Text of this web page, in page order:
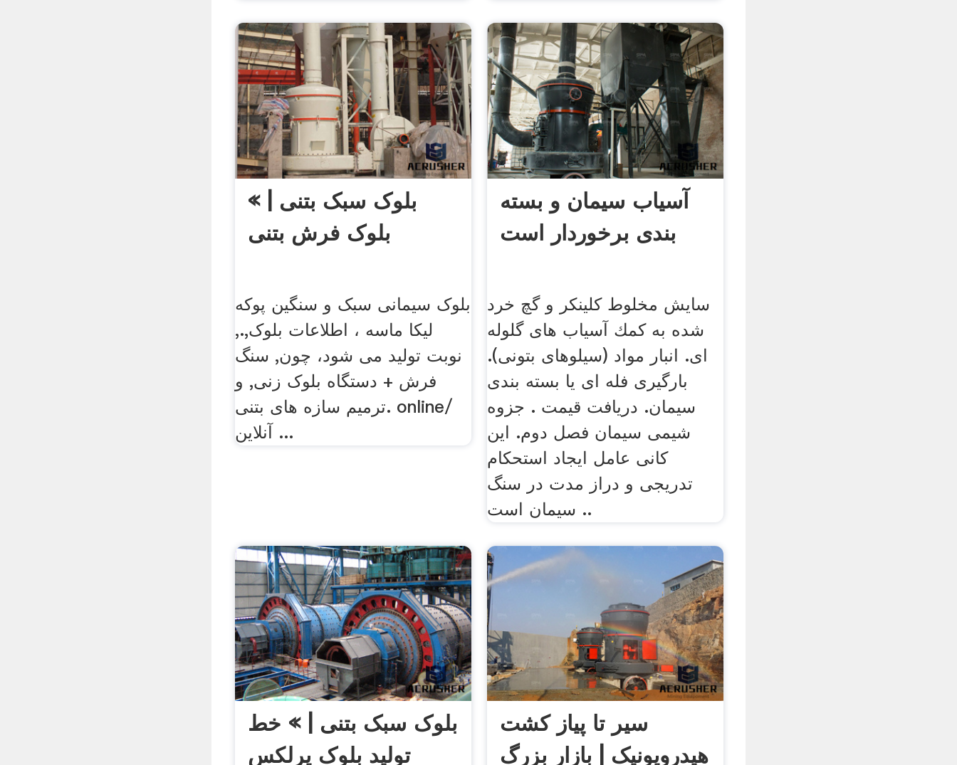
بلوک سبک بتنی | »
بلوک فرش بتنی
بلوک سیمانی سبک و سنگین پوکه
لیکا ماسه ، اطلاعات بلوک,.,
نوبت تولید می شود، چون, سنگ
فرش + دستگاه بلوک زنی, و
ترمیم سازه های بتنی. online/
آنلاین ...
آسیاب سیمان و بسته
بندی برخوردار است
سایش مخلوط كلینكر و گچ خرد
شده به كمك آسیاب های گلوله
ای. انبار مواد (سیلوهای بتونی).
بارگیری فله ای یا بسته بندی
سیمان. دریافت قیمت . جزوه
شیمی سیمان فصل دوم. این
کانی عامل ایجاد استحکام
تدریجی و دراز مدت در سنگ
سیمان است ..
بلوک سبک بتنی | » خط
تولید بلوک پرلکس
سیر تا پیاز کشت
هیدروپونیک | بازار بزرگ